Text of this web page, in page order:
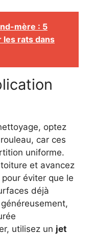
mère : 5
les rats dans
optez
car ces
uniforme.
et avancez
éviter que le
déjà
utilisez un jet